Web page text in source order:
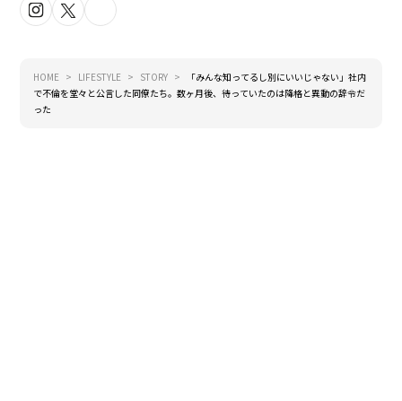
HOME LIFESTYLE STORY
「みんな知ってるし別にいいじゃない」社内
で不倫を堂々と公言した同僚たち。数ヶ月後、待っていたのは降格と異動の辞令だ
った